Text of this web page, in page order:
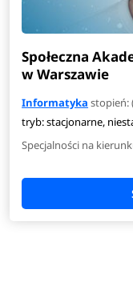
Społeczna
w Warszawie
Informatyka stopień:
tryb: stacjonarne,
Specjalności na